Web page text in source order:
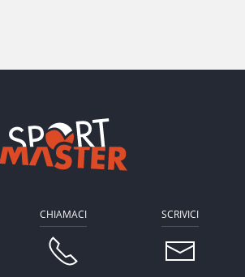
CHIAMACI SCRIVICI